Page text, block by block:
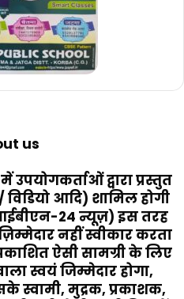
us
द्वारा प्रस्तुत
विडियो आदि) शामिल होगी
24 न्यूज़) इस तरह
नहीं स्वीकार करता
ऐसी सामग्री के लिए
स्वयं जिम्मेदार होगा,
स्वामी, मुद्रक, प्रकाशक,